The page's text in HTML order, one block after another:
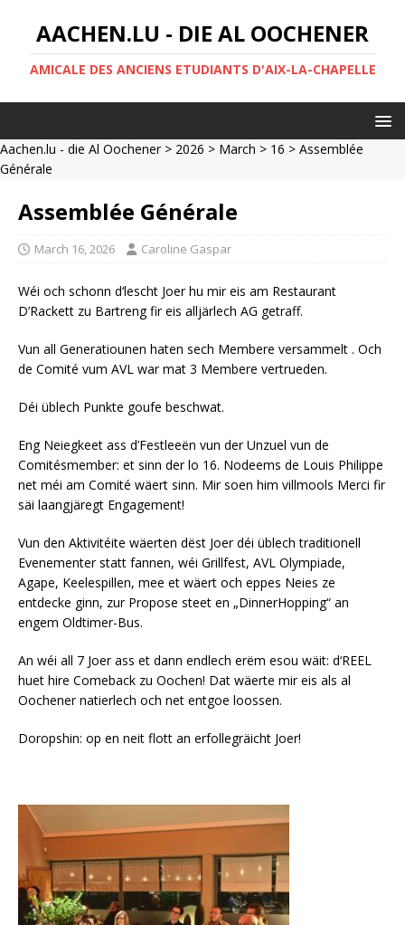
AACHEN.LU - DIE AL OOCHENER
AMICALE DES ANCIENS ETUDIANTS D'AIX-LA-CHAPELLE
Aachen.lu - die Al Oochener> 2026 > March > 16 > Assemblée
Générale
Assemblée Générale
March 16, 2026 Caroline Gaspar
Wéi och schonn d‘lescht Joer hu mir eis am Restaurant
D’Rackett zu Bartreng fir eis alljärlech AG getraff.
Vun all Generatiounen haten sech Membere versammelt . Och
de Comité vum AVL war mat 3 Membere vertrueden.
Déi üblech Punkte goufe beschwat.
Eng Neiegkeet ass d’Festleeën vun der Unzuel vun de
Comitésmember: et sinn der lo 16. Nodeems de Louis Philippe
net méi am Comité wäert sinn. Mir soen him villmools Merci fir
säi laangjäregt Engagement!
Vun den Aktivitéite wäerten dëst Joer déi üblech traditionell
Evenementer statt fannen, wéi Grillfest, AVL Olympiade,
Agape, Keelespillen, mee et wäert och eppes Neies ze
entdecke ginn, zur Propose steet en „DinnerHopping“ an
engem Oldtimer-Bus.
An wéi all 7 Joer ass et dann endlech erëm esou wäit: d‘REEL
huet hire Comeback zu Oochen! Dat wäerte mir eis als al
Oochener natierlech och net entgoe loossen.
Doropshin: op en neit flott an erfollegräicht Joer!